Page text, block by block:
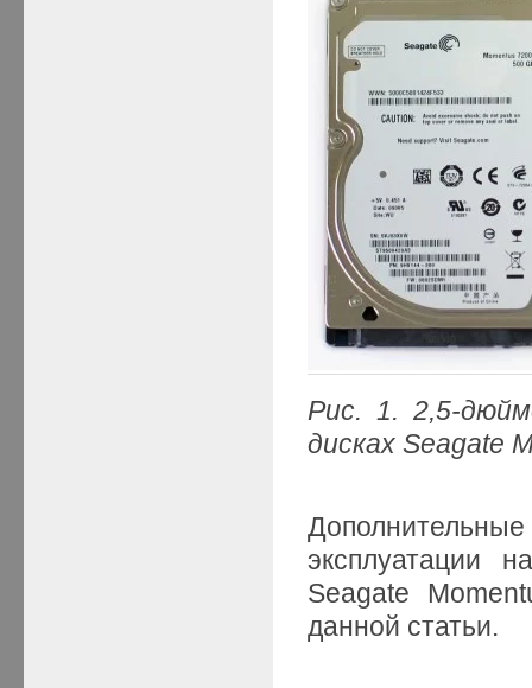
Рис. 1. 2,5-
дисках Seagate
эксплуатации
Seagate
данной статьи.